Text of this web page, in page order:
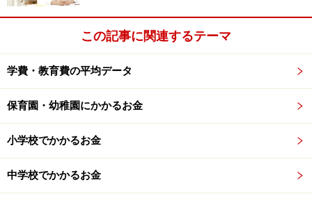
が、その内容を保証するものではなく、これに基づく損失・損害
などについて当社は一切の責任を負いません。
最新の情報や詳細については、必ず各金融機関やサービス提供者
の公式情報をご確認ください。
1/3 次のページへ
この記事に関連するテーマ
学費・教育費の平均データ
保育園・幼稚園にかかるお金
小学校でかかるお金
中学校でかかるお金